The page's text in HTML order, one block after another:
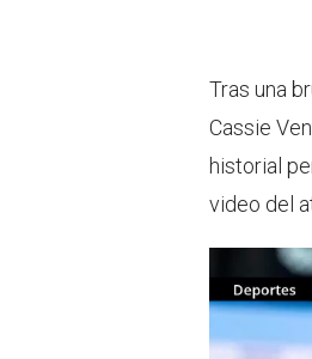
s
p
p
Tras una
Cassie
historial
video del